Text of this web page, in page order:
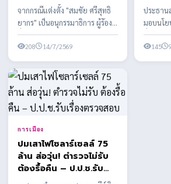
จากกรณีแต่งตั้ง "สมชัย ศรีสุทธิ
ยากร" เป็นอนุกรรมาธิการ ผู้ร้อง
ยื่นเอาผิด สส.พรรคประชาชน
พร้อมเตรียมข...
208 14/7/2569
โปร่ง
ประชา
ประธา
มอบนโย
ซื่อสัตย์
ประชา
145
การเมือง
ปมเสาไฟโซลาร์เซลล์ 75
ล้าน ส่อวุ่น! ตำรวจไม่รับ
ต้องรื้อคืน – ป.ป.ช.รับ
เรื่องตรวจสอบ